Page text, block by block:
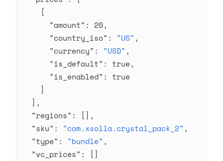
    {
      "amount"
: 20,
      "country_iso"
: "US" ,
      "currency"
: "USD" ,
      "is_default"
: true,
      "is_enabled"
: true
    }
  ],
  "regions"
: [],
  "sku"
: "com.xsolla.crystal_pack_2" ,
  "type"
: "bundle" ,
  "vc_prices"
: []